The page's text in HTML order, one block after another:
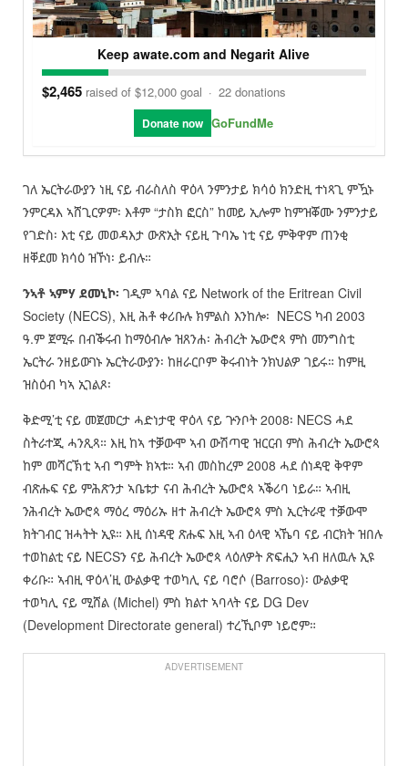
Keep awate.com and Negarit Alive
$2,465 raised of $12,000 goal · 22 donations
Donate now GoFundMe
ገለ ኤርትራውያን ነዚ ናይ ብራስለስ ዋዕላ ንምንታይ ክሳዕ ክንድዚ ተነጻጊ ምዃኑ
ንምርዳእ ኣሸጊርዎም፡ እቶም “ታስክ ፎርስ” ከመይ ኢሎም ከምዝቖሙ ንምንታይ
የገድስ፡ እቲ ናይ መወዳእታ ውጽኢት ናይዚ ጉባኤ ነቲ ናይ ምቅዋም ጠንቂ
ዘቐደመ ክሳዕ ዝኾነ፡ ይብሉ።
ንኣቶ ኣምሃ ደመኒኮ፡ ገዲም ኣባል ናይ Network of the Eritrean Civil
Society (NECS), እዚ ሕቶ ቀሪቡሉ ክምልስ እንከሎ፡ NECS ካብ 2003
ዓ.ም ጀሚሩ በብቕሩብ ከማዕብሎ ዝጸንሐ፡ ሕብረት ኤውሮጳ ምስ መንግስቲ
ኤርትራ ንዘይውገኑ ኤርትራውያን፡ ከዘራርቦም ቅሩብነት ንክህልዎ ገይሩ። ከምዚ
ዝስዕብ ካኣ ኢገልጾ፡
ቅድሚ’ቲ ናይ መጀመርታ ሓድነታዊ ዋዕላ ናይ ጕንቦት 2008፡ NECS ሓደ
ስትራተጂ ሓንጺጻ። እዚ ከኣ ተቓውሞ ኣብ ውሽጣዊ ዝርርብ ምስ ሕብረት ኤውሮጳ
ከም መሻርኽቲ ኣብ ግምት ክኣቱ። ኣብ መስከረም 2008 ሓደ ሰነዳዊ ቅዋም
ብጽሑፍ ናይ ምሕጽንታ ኣቤቱታ ናብ ሕብረት ኤውሮጳ ኣቕሪባ ነይራ። ኣብዚ
ንሕብረት ኤውሮጳ ማዕረ ማዕሪኡ ዘተ ሕብረት ኤውሮጳ ምስ ኢርትራዊ ተቓውሞ
ክትገብር ዝሓትት ኢዩ። እዚ ሰነዳዊ ጽሑፍ እዚ ኣብ ዕላዊ ኣኼባ ናይ ብርክት ዝበሉ
ተወከልቲ ናይ NECSን ናይ ሕብረት ኤውሮጳ ላዕለዎት ጽፍሒን ኣብ ዘለዉሉ ኢዩ
ቀሪቡ። ኣብዚ ዋዕላ’ዚ ውልቃዊ ተወካሊ ናይ ባሮሶ (Barroso)፡ ውልቃዊ
ተወካሊ ናይ ሚሸል (Michel) ምስ ክልተ ኣባላት ናይ DG Dev
(Development Directorate general) ተረኺቦም ነይሮም።
ADVERTISEMENT